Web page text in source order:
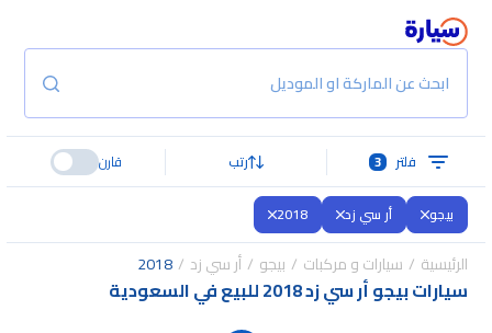
ابحث عن الماركة او الموديل
فلتر 3 رتب قارن
بيجو أر سي زد 2018
الرئيسية سيارات و مركبات بيجو أر سي زد 2018
سيارات بيجو أر سي زد 2018 للبيع في السعودية